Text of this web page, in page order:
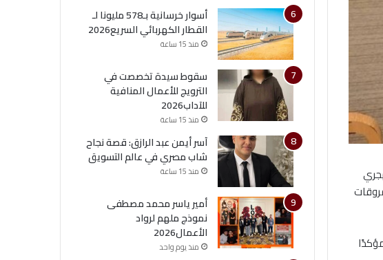
أسوار خرسانية بـ578 مليونا لـ
القطار الكهربائي السريع2026
منذ 15 ساعة
سقوط سيدة تخصصت في
الترويج للأعمال المنافية
للآداب2026
منذ 15 ساعة
آسر أيمن عبد الرازق: قصة نجاح
شاب مصري في عالم التسويق
منذ 15 ساعة
أمير ياسر محمد مصطفى
نموذج ملهم لرواد
الأعمال2026
منذ يوم واحد